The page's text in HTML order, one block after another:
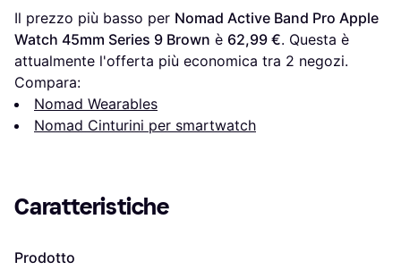
Il prezzo più basso per Nomad Active Band Pro Apple
Watch 45mm Series 9 Brown è 62,99 €. Questa è
attualmente l'offerta più economica tra 2 negozi.
Compara:
Nomad Wearables
Nomad Cinturini per smartwatch
Caratteristiche
Prodotto